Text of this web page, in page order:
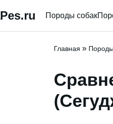
Породы собак
Главная »